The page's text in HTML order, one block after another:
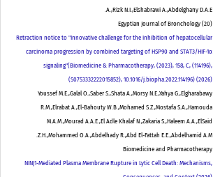
A.,Rizk N.I.,Elshabrawi A.,Abdelghany D.A.E.
Egyptian Journal of Bronchology (20)
Retraction notice to "Innovative challenge for the inhibition of hepatocellular
carcinoma progression by combined targeting of HSP90 and STAT3/HIF-1α
signaling"(Biomedicine & Pharmacotherapy, (2023), 158, C, (114196),
(S0753332222015852), 10.1016/j.biopha.2022.114196) (2026)
Youssef M.E.,Galal O.,Saber S.,Shata A.,Morsy N.E.,Yahya G.,Elgharabawy
R.M.,Elrabat A.,El-Bahouty W.B.,Mohamed S.Z.,Mostafa S.A.,Hamouda
M.A.M.,Mourad A.A.E.,El Adle Khalaf N.,Zakaria S.,Haleem A.A.,ElSaid
Z.H.,Mohammed O.A.,Abdelhady R.,Abd El-Fattah E.E.,Abdelhamid A.M.
Biomedicine and Pharmacotherapy
NINJ1-Mediated Plasma Membrane Rupture in Lytic Cell Death: Mechanisms,